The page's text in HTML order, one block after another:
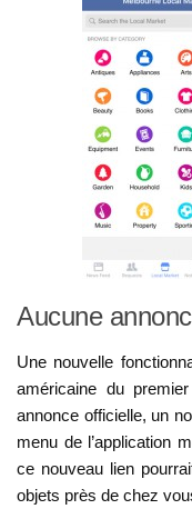
Aucune
Une nouvelle
américaine du
annonce officielle, un
menu de l’application
ce nouveau lien
objets près de chez